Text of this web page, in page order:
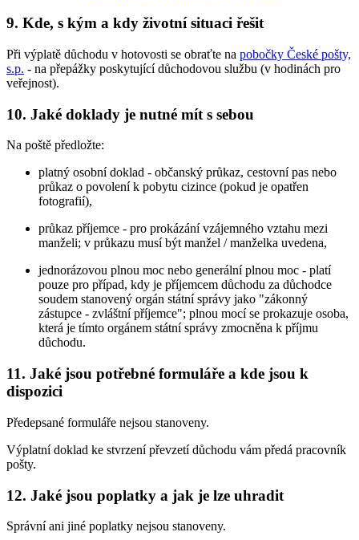
9. Kde, s kým a kdy životní situaci řešit
Při výplatě důchodu v hotovosti se obraťte na pobočky České pošty,
s.p. - na přepážky poskytující důchodovou službu (v hodinách pro
veřejnost).
10. Jaké doklady je nutné mít s sebou
Na poště předložte:
platný osobní doklad - občanský průkaz, cestovní pas nebo
průkaz o povolení k pobytu cizince (pokud je opatřen
fotografií),
průkaz příjemce - pro prokázání vzájemného vztahu mezi
manželi; v průkazu musí být manžel / manželka uvedena,
jednorázovou plnou moc nebo generální plnou moc - platí
pouze pro případ, kdy je příjemcem důchodu za důchodce
soudem stanovený orgán státní správy jako "zákonný
zástupce - zvláštní příjemce"; plnou mocí se prokazuje osoba,
která je tímto orgánem státní správy zmocněna k příjmu
důchodu.
11. Jaké jsou potřebné formuláře a kde jsou k
dispozici
Předepsané formuláře nejsou stanoveny.
Výplatní doklad ke stvrzení převzetí důchodu vám předá pracovník
pošty.
12. Jaké jsou poplatky a jak je lze uhradit
Správní ani jiné poplatky nejsou stanoveny.